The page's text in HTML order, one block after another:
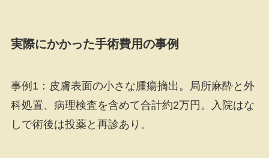
実際にかかった手術費用の事例
事例1：皮膚表面の小さな腫瘍摘出。局所麻酔と外
科処置、病理検査を含めて合計約2万円。入院はな
しで術後は投薬と再診あり。